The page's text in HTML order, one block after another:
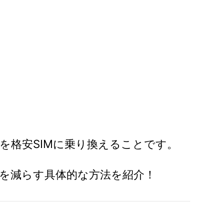
安SIMに乗り換えることです。
らす具体的な方法を紹介！